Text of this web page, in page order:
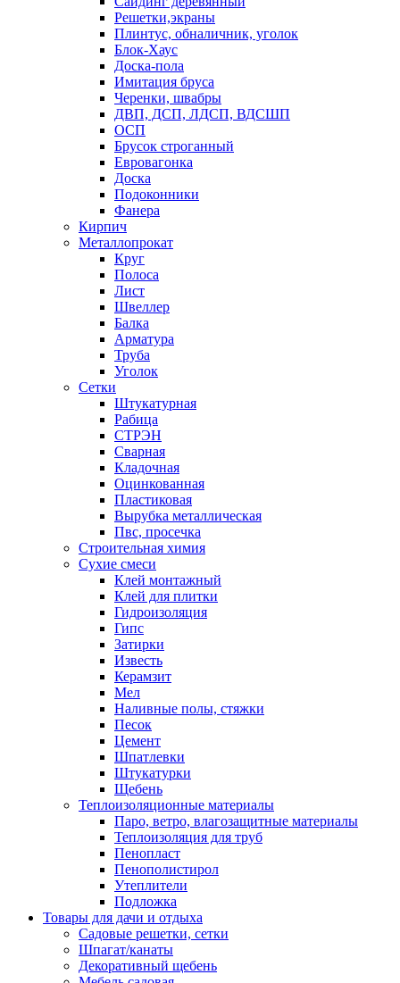
Решетки,экраны
Плинтус, обналичник, уголок
Блок-Хаус
Доска-пола
Имитация бруса
Черенки, швабры
ДВП, ДСП, ЛДСП, ВДСШП
ОСП
Брусок строганный
Евровагонка
Доска
Подоконники
Фанера
Кирпич
Металлопрокат
Круг
Полоса
Лист
Швеллер
Балка
Арматура
Труба
Уголок
Сетки
Штукатурная
Рабица
СТРЭН
Сварная
Кладочная
Оцинкованная
Пластиковая
Вырубка металлическая
Пвс, просечка
Строительная химия
Сухие смеси
Клей монтажный
Клей для плитки
Гидроизоляция
Гипс
Затирки
Известь
Керамзит
Мел
Наливные полы, стяжки
Песок
Цемент
Шпатлевки
Штукатурки
Щебень
Теплоизоляционные материалы
Паро, ветро, влагозащитные материалы
Теплоизоляция для труб
Пенопласт
Пенополистирол
Утеплители
Подложка
Товары для дачи и отдыха
Садовые решетки, сетки
Шпагат/канаты
Декоративный щебень